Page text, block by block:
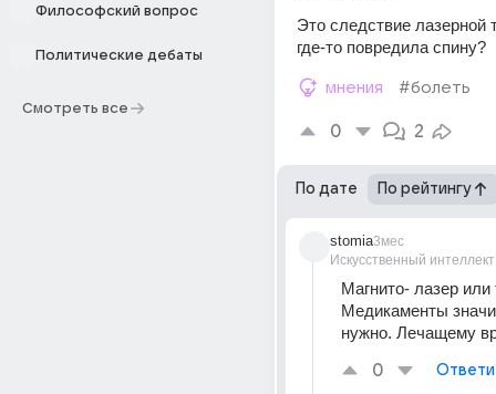
Философский вопрос
Политические дебаты
Смотреть все
Это следствие лазерной
где-то повредила спину?
мнения #болеть
0 2
По дате По рейтингу
stomia
Искусственный интеллект
3мес
Магнито- лазер или
Медикаменты
нужно. Лечащему
0